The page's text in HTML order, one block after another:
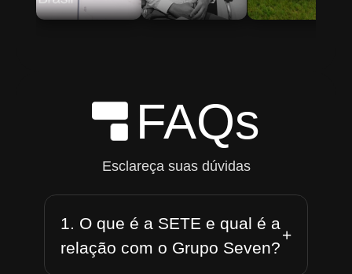
FAQs
Esclareça suas dúvidas
1. O que é a SETE e qual é a
relação com o Grupo Seven?
+